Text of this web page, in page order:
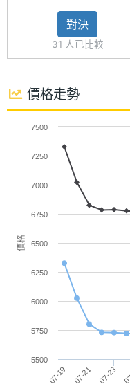
◎ 後置 5,000 萬畫素
◎ Wi-Fi、藍牙 5.1、
◎ IP64 防塵防水等級
◎ 配備 7,000mAh 電
◎ 採用 USB Type-C
充、18W 反向充電
◎ 支援 microSD 記
※本文為 SOGI 手機王版權
7000 mAh
顯示螢幕
主螢幕
尺寸
6.9 inch
像素密
度
374 ppi
主螢幕
144 Hz
288 Hz
對決
31 人已比較
價格走勢
價格
07-19 07-21 07-23
5500
5750
6000
6250
6500
6750
7000
7250
7500